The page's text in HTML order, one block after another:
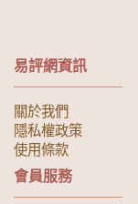
易評網資訊
關於我們
隱私權政策
使用條款
會員服務